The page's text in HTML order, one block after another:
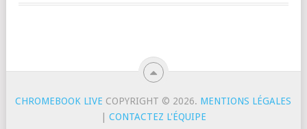
CHROMEBOOK LIVE COPYRIGHT © 2026. MENTIONS LÉGALES
CONTACTEZ L'ÉQUIPE